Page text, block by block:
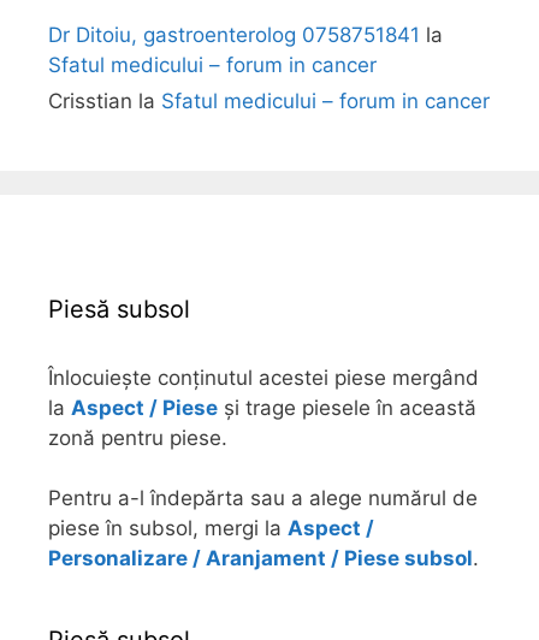
Dr Ditoiu, gastroenterolog 0758751841 la
Sfatul medicului – forum in cancer
Crisstian la Sfatul medicului – forum in cancer
Piesă subsol
Înlocuiește conținutul acestei piese mergând
la Aspect / Piese și trage piesele în această
zonă pentru piese.
Pentru a-l îndepărta sau a alege numărul de
piese în subsol, mergi la Aspect /
Personalizare / Aranjament / Piese subsol.